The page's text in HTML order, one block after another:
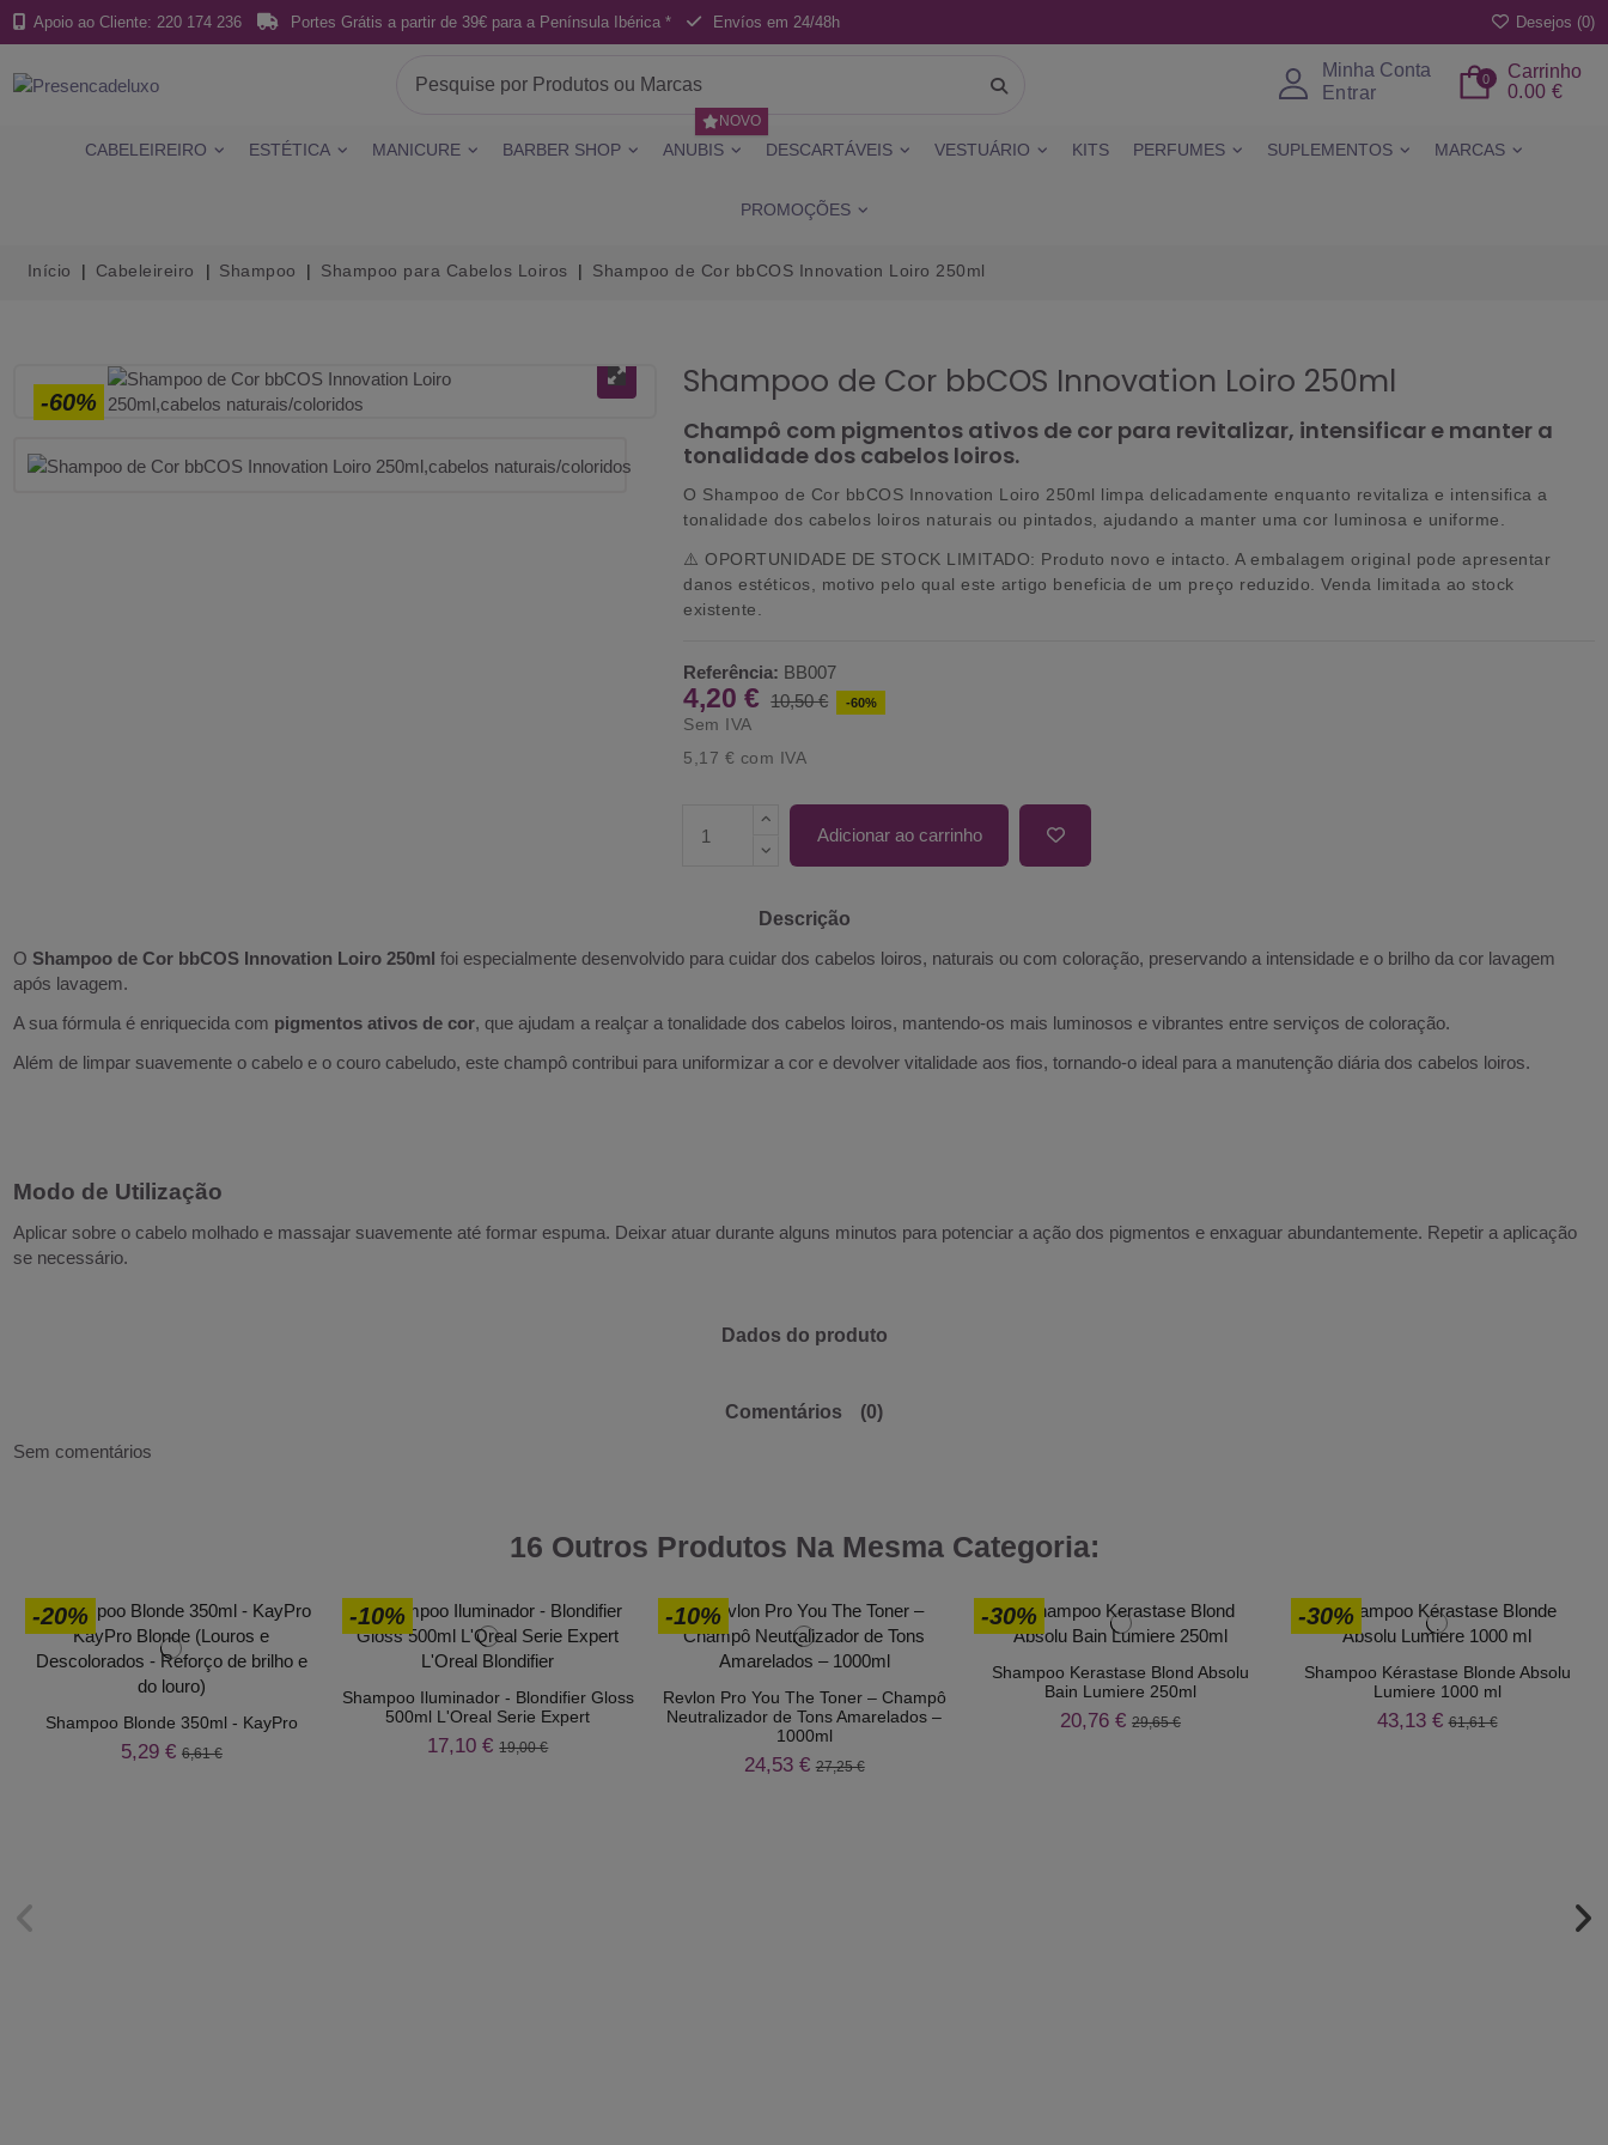
Apoio ao Cliente: 220 174 236 Portes Grátis a partir de 39€ para a Península Ibérica * Envíos em 24/48h Desejos (0)
Minha Conta
Entrar
Carrinho
0
0.00 €
CABELEIREIRO ESTÉTICA MANICURE BARBER SHOP ANUBIS
NOVO
DESCARTÁVEIS VESTUÁRIO KITS PERFUMES SUPLEMENTOS MARCAS
PROMOÇÕES
Início Cabeleireiro Shampoo Shampoo para Cabelos Loiros Shampoo de Cor bbCOS Innovation Loiro 250ml
-60% Shampoo de Cor bbCOS Innovation Loiro 250ml
Champô com pigmentos ativos de cor para revitalizar, intensificar e manter a
tonalidade dos cabelos loiros.
O Shampoo de Cor bbCOS Innovation Loiro 250ml limpa delicadamente enquanto revitaliza e intensifica a
tonalidade dos cabelos loiros naturais ou pintados, ajudando a manter uma cor luminosa e uniforme.
⚠️OPORTUNIDADE DE STOCK LIMITADO: Produto novo e intacto. A embalagem original pode apresentar
danos estéticos, motivo pelo qual este artigo beneficia de um preço reduzido. Venda limitada ao stock
existente.
Referência: BB007
4,20 € 10,50 € -60%
Sem IVA
5,17 € com IVA
Adicionar ao carrinho
Descrição
OShampoo de Cor bbCOS Innovation Loiro 250ml foi especialmente desenvolvido para cuidar dos cabelos loiros, naturais ou com coloração, preservando a intensidade e o brilho da cor lavagem
após lavagem.
A sua fórmula é enriquecida com pigmentos ativos de cor, que ajudam a realçar a tonalidade dos cabelos loiros, mantendo-os mais luminosos e vibrantes entre serviços de coloração.
Além de limpar suavemente o cabelo e o couro cabeludo, este champô contribui para uniformizar a cor e devolver vitalidade aos fios, tornando-o ideal para a manutenção diária dos cabelos loiros.
Modo de Utilização
Aplicar sobre o cabelo molhado e massajar suavemente até formar espuma. Deixar atuar durante alguns minutos para potenciar a ação dos pigmentos e enxaguar abundantemente. Repetir a aplicação
se necessário.
Dados do produto
Comentários
(0)
Sem comentários
16 Outros Produtos Na Mesma Categoria:
-20%
Shampoo Blonde 350ml - KayPro
5,29 € 6,61 €
-10%
Shampoo Iluminador - Blondifier Gloss
500ml L'Oreal Serie Expert
17,10 €19,00 €
-10%
Revlon Pro You The Toner – Champô
Neutralizador de Tons Amarelados –
1000ml
24,53 €27,25 €
-30%
Shampoo Kerastase Blond Absolu
Bain Lumiere 250ml
20,76 €29,65 €
-30%
Shampoo Kérastase Blonde Absolu
Lumiere 1000 ml
43,13 €61,61 €